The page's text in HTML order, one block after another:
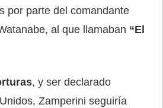
por parte del comandante
al que llamaban “El
, y ser declarado
Zamperini seguiría